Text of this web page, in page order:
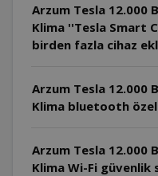
Arzum Tesla 12.000
Klima ''Tesla Smart Choice ''uygulamasına
birden fazla cihaz
Arzum Tesla 12.000
Klima bluetooth
Arzum Tesla 12.000
Klima Wi-Fi